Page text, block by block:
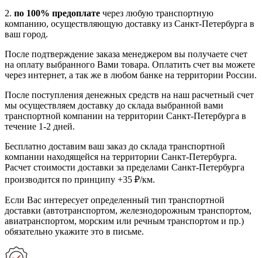
2. по 100% предоплате через любую транспортную
компанию, осуществляющую доставку из Санкт-Петербурга в
ваш город.
После подтверждение заказа менеджером вы получаете счет
на оплату выбранного Вами товара. Оплатить счет вы можете
через интернет, а так же в любом банке на территории России.
После поступления денежных средств на наш расчетный счет
мы осуществляем доставку до склада выбранной вами
транспортной компании на территории Санкт-Петербурга в
течение 1-2 дней.
Бесплатно доставим ваш заказ до склада транспортной
компании находящейся на территории Санкт-Петербурга.
Расчет стоимости доставки за пределами Санкт-Петербурга
производится по принципу +35 ₽/км.
Если Вас интересует определенный тип транспортной
доставки (автотранспортом, железнодорожным транспортом,
авиатранспортом, морским или речным транспортом и пр.)
обязательно укажите это в письме.